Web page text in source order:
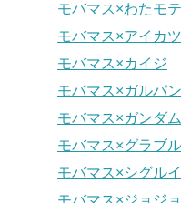
モバマス×わたモテ
モバマス×アイカツ
モバマス×カイジ
モバマス×ガルパン
モバマス×ガンダム
モバマス×グラブル
モバマス×シグルイ